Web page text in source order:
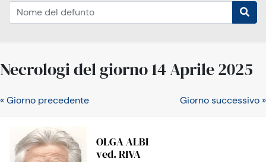
Necrologi del giorno 14 Aprile 2025
« Giorno precedente Giorno successivo »
OLGA ALBI
ved. RIVA